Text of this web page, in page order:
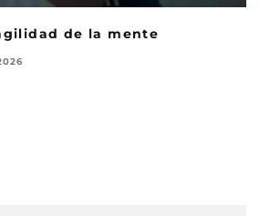
de la mente